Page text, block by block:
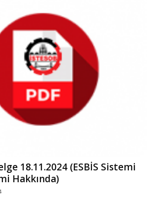
18.11.2024 (ESBİS Sistemi
Hakkında)